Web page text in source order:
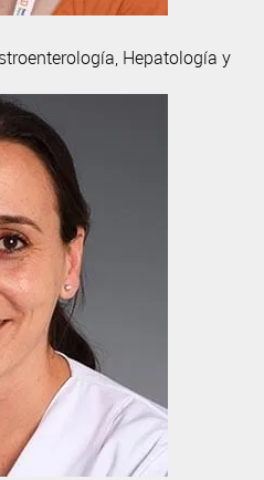
Hepatología y